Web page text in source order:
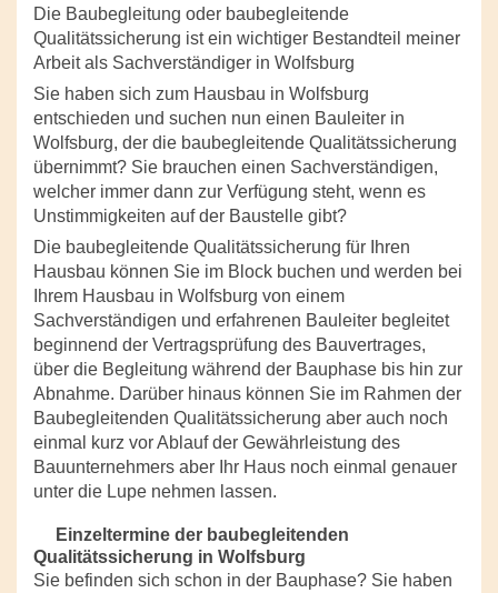
Die Baubegleitung oder baubegleitende
Qualitätssicherung ist ein wichtiger Bestandteil meiner
Arbeit als Sachverständiger in Wolfsburg
Sie haben sich zum Hausbau in Wolfsburg
entschieden und suchen nun einen Bauleiter in
Wolfsburg, der die baubegleitende Qualitätssicherung
übernimmt? Sie brauchen einen Sachverständigen,
welcher immer dann zur Verfügung steht, wenn es
Unstimmigkeiten auf der Baustelle gibt?
Die baubegleitende Qualitätssicherung für Ihren
Hausbau können Sie im Block buchen und werden bei
Ihrem Hausbau in Wolfsburg von einem
Sachverständigen und erfahrenen Bauleiter begleitet
beginnend der Vertragsprüfung des Bauvertrages,
über die Begleitung während der Bauphase bis hin zur
Abnahme. Darüber hinaus können Sie im Rahmen der
Baubegleitenden Qualitätssicherung aber auch noch
einmal kurz vor Ablauf der Gewährleistung des
Bauunternehmers aber Ihr Haus noch einmal genauer
unter die Lupe nehmen lassen.
Einzeltermine der baubegleitenden
Qualitätssicherung in Wolfsburg
Sie befinden sich schon in der Bauphase? Sie haben